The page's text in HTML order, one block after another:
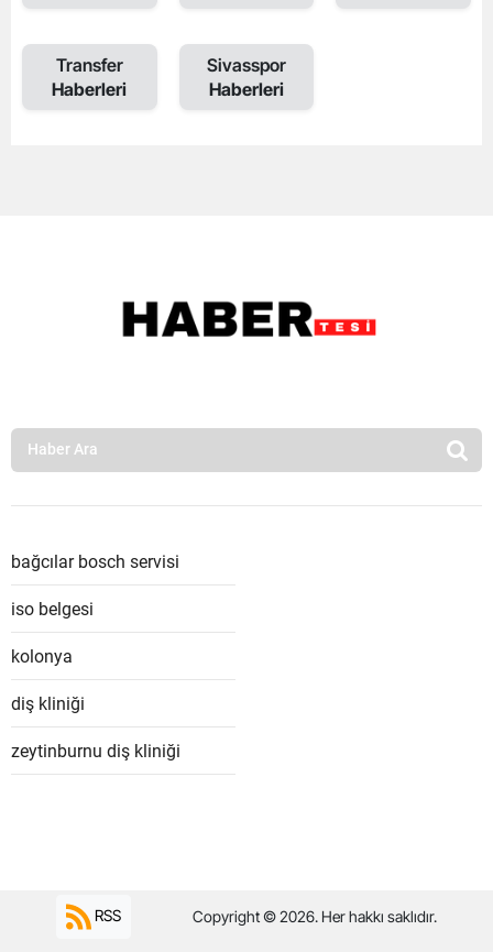
Transfer
Haberleri
Sivasspor
Haberleri
bağcılar bosch servisi
iso belgesi
kolonya
diş kliniği
zeytinburnu diş kliniği
RSS Copyright © 2026. Her hakkı saklıdır.